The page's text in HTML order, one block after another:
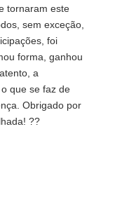
tornaram este
sem exceção,
foi
forma, ganhou
a
que se faz de
Obrigado por
??